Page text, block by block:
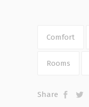
Comfort
Rooms
Share